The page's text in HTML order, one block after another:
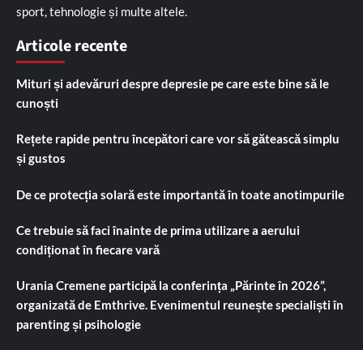
sport, tehnologie și multe altele.
Articole recente
Mituri și adevăruri despre depresie pe care este bine să le
cunoști
Rețete rapide pentru începători care vor să gătească simplu
și gustos
De ce protecția solară este importantă în toate anotimpurile
Ce trebuie să faci înainte de prima utilizare a aerului
condiționat în fiecare vară
Urania Cremene participă la conferința „Părinte în 2026”,
organizată de Emthrive. Evenimentul reunește specialiști în
parenting și psihologie